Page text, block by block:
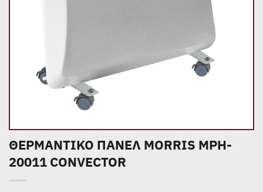
ΘΕΡΜΑΝΤΙΚΟ ΠΑΝΕΛ MORRIS MPH-
20011 CONVECTOR